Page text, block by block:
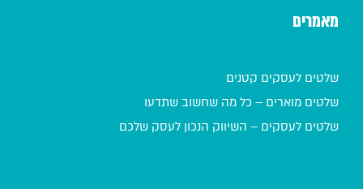
מאמרים
שלטים לעסקים קטנים
שלטים מוארים – כל מה שחשוב שתדעו
שלטים לעסקים – השיווק הנכון לעסק שלכם